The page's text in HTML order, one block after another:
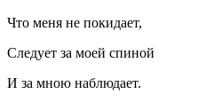
Что меня не покидает,
Следует за моей спиной
И за мною наблюдает.